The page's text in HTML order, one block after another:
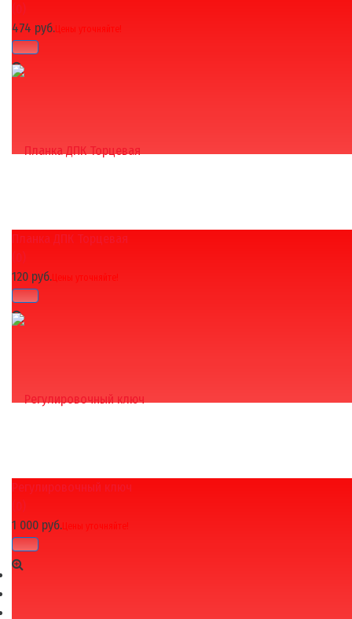
избранное сравнить
(0)
474 руб.Цены уточняйте!
избранное сравнить
Планка ДПК Торцевая
(0)
120 руб.Цены уточняйте!
Регулировочный ключ
(0)
1 000 руб.Цены уточняйте!